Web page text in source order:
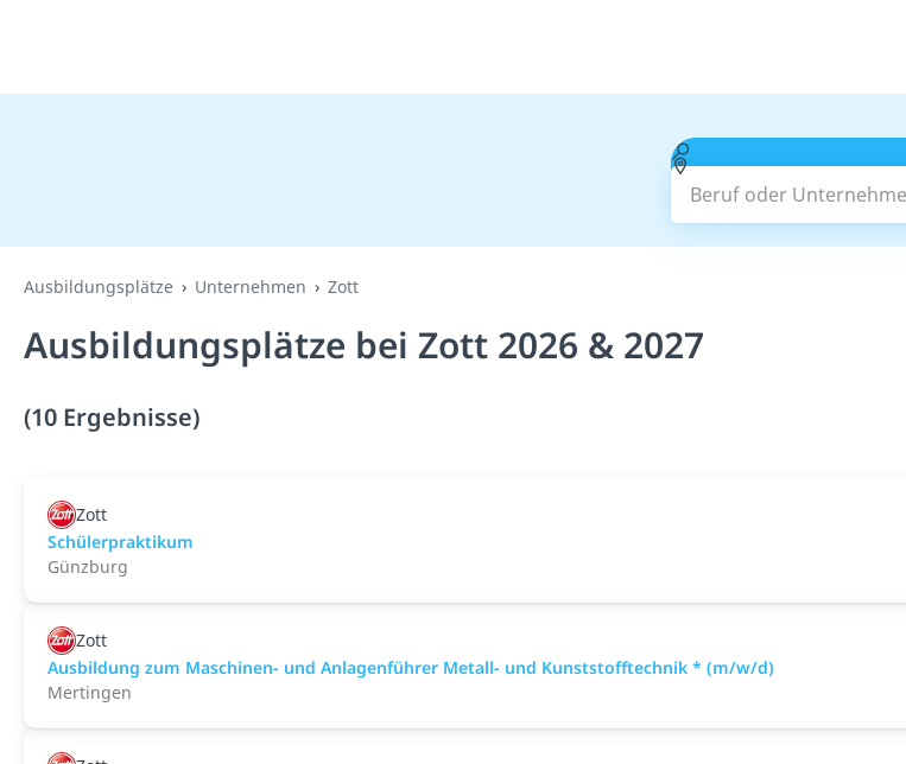
Beruf oder Unternehmen
Ausbildungsplätze Unternehmen Zott
Ausbildungsplätze bei Zott 2026 & 2027
(10 Ergebnisse)
Zott
Schülerpraktikum
Günzburg
Zott
Ausbildung zum Maschinen- und Anlagenführer Metall- und Kunststofftechnik * (m/w/d)
Mertingen